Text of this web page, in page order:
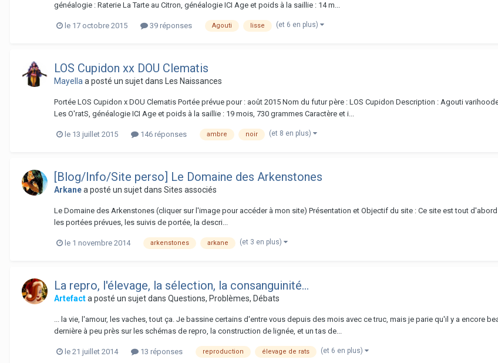
généalogie : Raterie La Tarte au Citron, généalogie ICI Age et poids à la saillie : 14 m...
le 17 octobre 2015 39 réponses Agouti lisse (et 6 en plus)
LOS Cupidon xx DOU Clematis
Mayellaa posté un sujet dans Les Naissances
Portée LOS Cupidon x DOU Clematis Portée prévue pour : août 2015 Nom du futur père : LOS Cupidon Description : Agouti
Les O'ratS, généalogie ICI Age et poids à la saillie : 19 mois, 730 grammes Caractère et i...
le 13 juillet 2015 146 réponses ambre noir (et 8 en plus)
[Blog/Info/Site perso] Le Domaine des Arkenstones
Arkanea posté un sujet dans Sites associés
Le Domaine des Arkenstones (cliquer sur l'image pour accéder à mon site) Présentation et Objectif du site : Ce site est tout
les portées prévues, les suivis de portée, la descri...
le 1 novembre 2014 arkenstones arkane (et 3 en plus)
La repro, l'élevage, la sélection, la consanguinité...
Artefacta posté un sujet dans Questions, Problèmes, Débats
... la vie, l'amour, les vaches, tout ça. Je bassine certains d'entre vous depuis des mois avec ce truc, mais je parie qu'il y a encore
dernière à peu près sur les schémas de repro, la construction de lignée, et un tas de...
le 21 juillet 2014 13 réponses reproduction élevage de rats (et 6 en plus)